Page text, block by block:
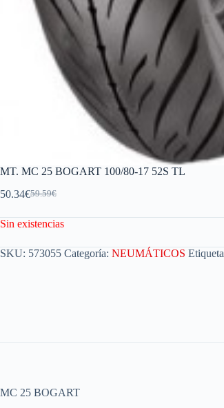
MT. MC 25 BOGART 100/80-17 52S TL
59.59€
50.34€
Sin existencias
SKU: 573055 Categoría: NEUMÁTICOS
MC 25 BOGART